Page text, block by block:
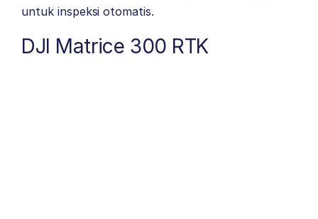
untuk inspeksi otomatis.
DJI Matrice 300 RTK